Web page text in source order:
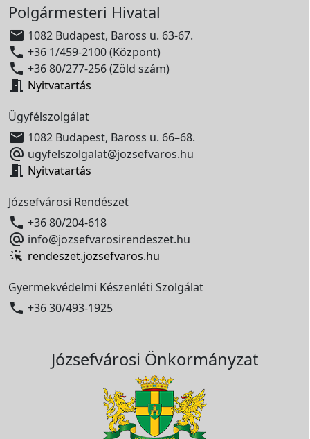
Polgármesteri Hivatal
 1082 Budapest, Baross u. 63-67.
 +36 1/459-2100 (Központ)
 +36 80/277-256 (Zöld szám)
 Nyitvatartás
Ügyfélszolgálat
 1082 Budapest, Baross u. 66–68.
 ugyfelszolgalat@jozsefvaros.hu
 Nyitvatartás
Józsefvárosi Rendészet
 +36 80/204-618
 info@jozsefvarosirendeszet.hu
rendeszet.jozsefvaros.hu
Gyermekvédelmi Készenléti Szolgálat
 +36 30/493-1925
Józsefvárosi Önkormányzat